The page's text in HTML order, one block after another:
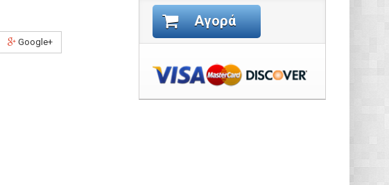
Google+
Αγορά